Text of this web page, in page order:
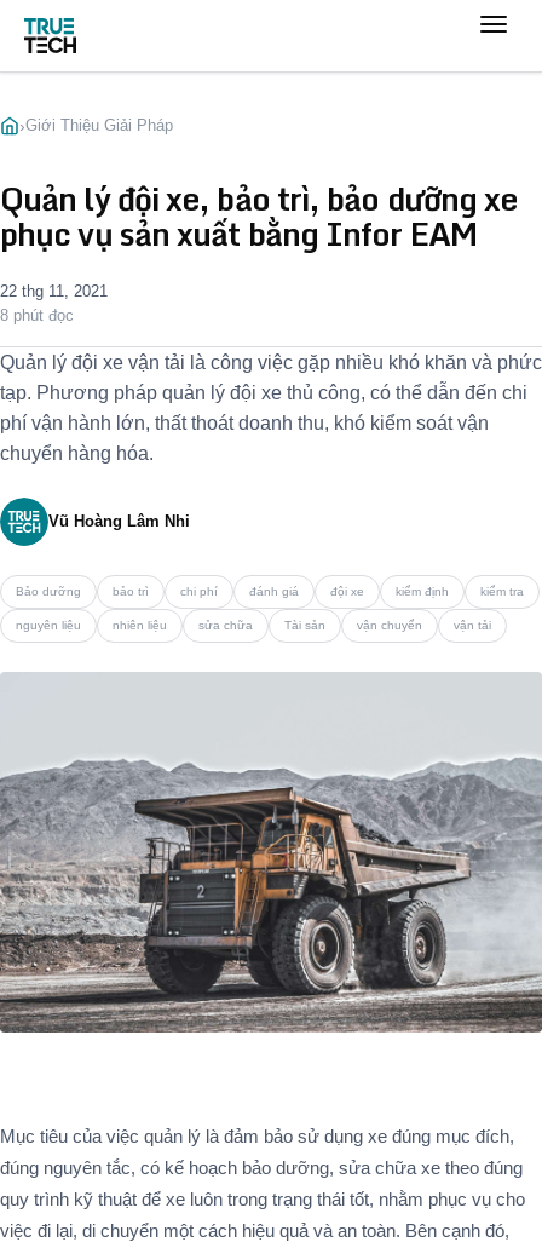
›Giới Thiệu Giải Pháp
Quản lý đội xe, bảo trì, bảo dưỡng xe
phục vụ sản xuất bằng Infor EAM
22 thg 11, 2021
8 phút đọc
Quản lý đội xe vận tải là công việc gặp nhiều khó khăn và phức
tạp. Phương pháp quản lý đội xe thủ công, có thể dẫn đến chi
phí vận hành lớn, thất thoát doanh thu, khó kiểm soát vận
chuyển hàng hóa.
Vũ Hoàng Lâm Nhi
Bảo dưỡng bảo trì chi phí đánh giá đội xe kiểm định kiểm tra
nguyên liệu nhiên liệu sửa chữa Tài sản vận chuyển vận tải
Mục tiêu của việc quản lý là đảm bảo sử dụng xe đúng mục đích,
đúng nguyên tắc, có kế hoạch bảo dưỡng, sửa chữa xe theo đúng
quy trình kỹ thuật để xe luôn trong trạng thái tốt, nhằm phục vụ cho
việc đi lại, di chuyển một cách hiệu quả và an toàn. Bên cạnh đó,